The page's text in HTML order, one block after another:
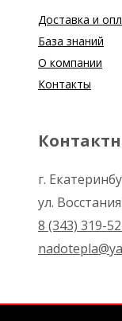
Доставка и
База знаний
О компании
Контакты
г.
ул.
8 (343) 319-